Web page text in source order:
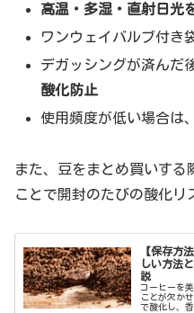
高温・多湿・直射日光
ワンウェイバルブ付き
デガッシングが済んだ
酸化防止
使用頻度が低い場合は
また、豆をまとめ買いする
ことで開封のたびの酸化リ
【保存方
しい方法
説
コーヒーを
ことが欠か
で酸化し、